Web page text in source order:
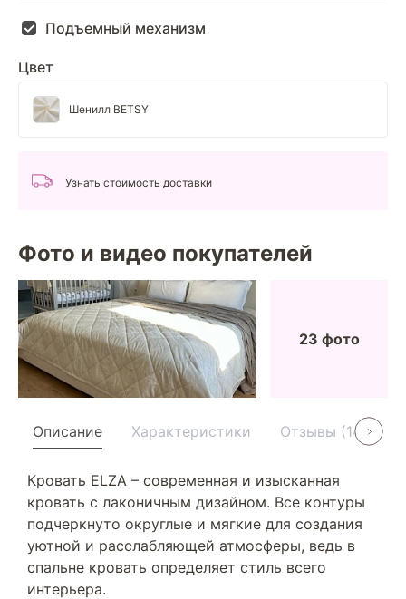
Подъемный механизм
Цвет
Шенилл BETSY
Узнать стоимость доставки
Фото и видео покупателей
23 фото
Описание Характеристики Отзывы (14)
Кровать ELZA – современная и изысканная
кровать с лаконичным дизайном. Все контуры
подчеркнуто округлые и мягкие для создания
уютной и расслабляющей атмосферы, ведь в
спальне кровать определяет стиль всего
интерьера.